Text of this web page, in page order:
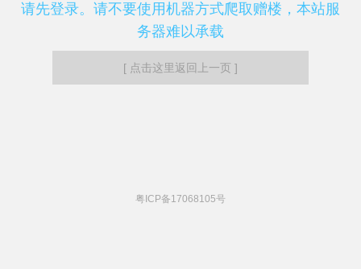
请先登录。请不要使用机器方式爬取赠楼，本站服
务器难以承载
[ 点击这里返回上一页 ]
粤ICP备17068105号